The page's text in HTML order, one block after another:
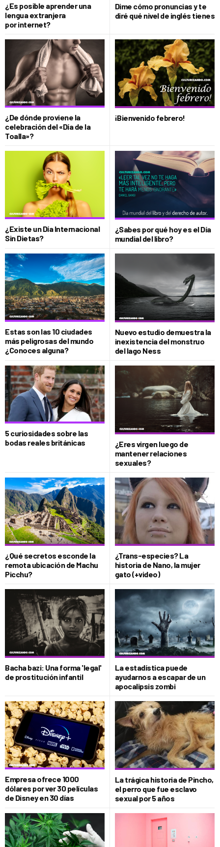
¿Es posible aprender una
lengua extranjera
por internet?
Dime cómo pronuncias y te
diré qué nivel de inglés tienes
¿De dónde proviene la
celebración del «Día de la
Toalla»?
¡Bienvenido febrero!
¿Existe un Día Internacional
Sin Dietas?
¿Sabes por qué hoy es el Día
mundial del libro?
Estas son las 10 ciudades
más peligrosas del mundo
¿Conoces alguna?
Nuevo estudio demuestra la
inexistencia del monstruo
del lago Ness
5 curiosidades sobre las
bodas reales británicas
¿Eres virgen luego de
mantener relaciones
sexuales?
¿Qué secretos esconde la
remota ubicación de Machu
Picchu?
¿Trans-especies? La
historia de Nano, la mujer
gato (+video)
Bacha bazi: Una forma 'legal'
de prostitución infantil
La estadística puede
ayudarnos a escapar de un
apocalipsis zombi
Empresa ofrece 1000
dólares por ver 30 películas
de Disney en 30 días
La trágica historia de Pincho,
el perro que fue esclavo
sexual por 5 años